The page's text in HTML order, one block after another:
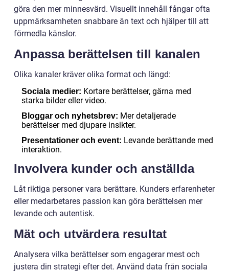
göra den mer minnesvärd. Visuellt innehåll fångar ofta
uppmärksamheten snabbare än text och hjälper till att
förmedla känslor.
Anpassa berättelsen till kanalen
Olika kanaler kräver olika format och längd:
Sociala medier: Kortare berättelser, gärna med
starka bilder eller video.
Bloggar och nyhetsbrev: Mer detaljerade
berättelser med djupare insikter.
Presentationer och event: Levande berättande med
interaktion.
Involvera kunder och anställda
Låt riktiga personer vara berättare. Kunders erfarenheter
eller medarbetares passion kan göra berättelsen mer
levande och autentisk.
Mät och utvärdera resultat
Analysera vilka berättelser som engagerar mest och
justera din strategi efter det. Använd data från sociala